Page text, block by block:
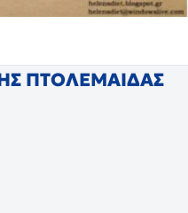
ΠΤΟΛΕΜΑΙΔΑΣ